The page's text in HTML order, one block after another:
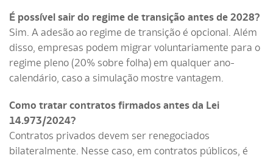
É possível sair do regime de transição antes de 2028?
Sim. A adesão ao regime de transição é opcional. Além
disso, empresas podem migrar voluntariamente para o
regime pleno (20% sobre folha) em qualquer ano-
calendário, caso a simulação mostre vantagem.
Como tratar contratos firmados antes da Lei
14.973/2024?
Contratos privados devem ser renegociados
bilateralmente. Nesse caso, em contratos públicos, é